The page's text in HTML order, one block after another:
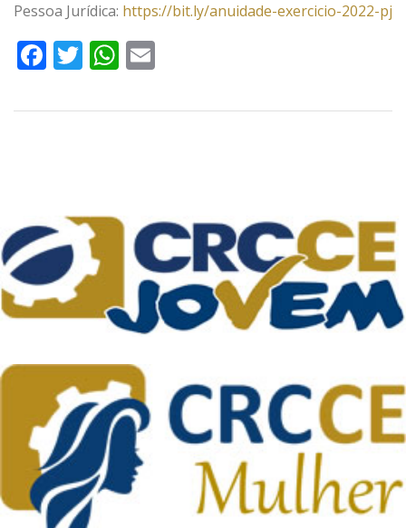
Pessoa Jurídica: https://bit.ly/anuidade-exercicio-2022-pj
Facebook
TwitterWhatsApp